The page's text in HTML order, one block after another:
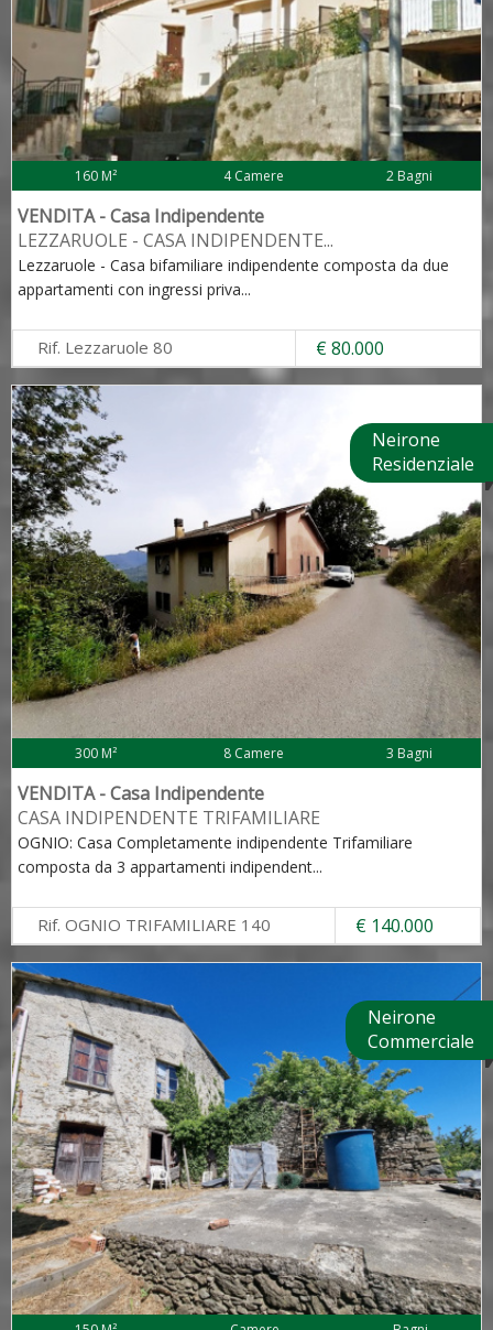
160 M² 4 Camere 2 Bagni
VENDITA - Casa Indipendente
LEZZARUOLE - CASA INDIPENDENTE...
Lezzaruole - Casa bifamiliare indipendente composta da due
appartamenti con ingressi priva...
Rif. Lezzaruole 80 € 80.000
Neirone
Residenziale
300 M² 8 Camere 3 Bagni
VENDITA - Casa Indipendente
CASA INDIPENDENTE TRIFAMILIARE
OGNIO: Casa Completamente indipendente Trifamiliare
composta da 3 appartamenti indipendent...
Rif. OGNIO TRIFAMILIARE 140 € 140.000
Neirone
Commerciale